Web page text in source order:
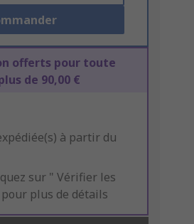
offerts pour toute
de 90,00 €
à partir du
sur " Vérifier les
plus de détails